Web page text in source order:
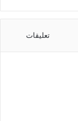
تعليقات